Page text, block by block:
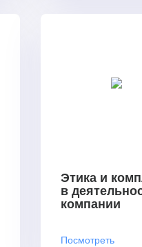
Этика и
в
компании
Посмотреть